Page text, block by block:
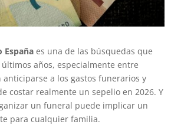
España es una de las búsquedas que
años, especialmente entre
a los gastos funerarios y
costar realmente un sepelio en 2026. Y
un funeral puede implicar un
para cualquier familia.